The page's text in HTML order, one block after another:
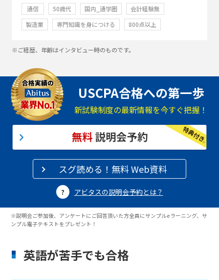
通信 50歳代 国内_通学圏
会計経験無
製造業
専門知識を身につける 800点以上
※ご経歴、年齢はインタビュー時のものです。
USCPA合格への第一歩
新試験制度の最新情報を今すぐ把握！
スグ読める！無料 Web資料
アビタスの説明会予約とは？
※説明会ご参加後、アンケートにご回答頂いた方全員にサンプルeラーニング、サ
ンプル電子テキストをプレゼント！
英語が苦手でも合格